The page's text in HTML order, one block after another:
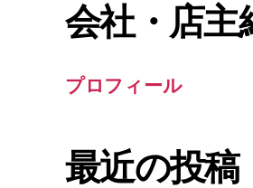
会社・店主
プロフィール
最近の投稿